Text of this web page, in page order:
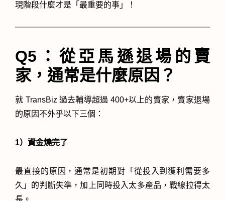
現階段什麼才是「最重要的事」！
Q5：從亞馬遜退場的賣
家，通常是什麼原因？
就 TransBiz 過去輔導超過 400+以上的賣家，賣家退場
的原因不外乎以下三個：
1）資金燒完了
最直接的原因，通常是初期對「從投入到獲利需要多
久」的判斷失準，加上同時投入太多產品，戰線拉得太
長。